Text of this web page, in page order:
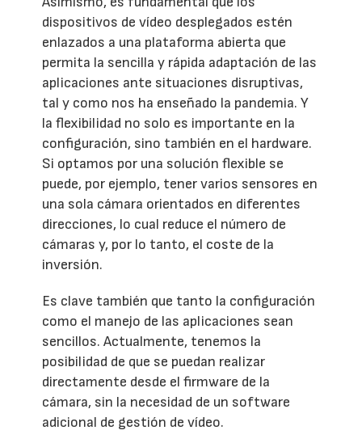
dispositivos de vídeo desplegados estén
enlazados a una plataforma abierta que
permita la sencilla y rápida adaptación de las
aplicaciones ante situaciones disruptivas,
tal y como nos ha enseñado la pandemia. Y
la flexibilidad no solo es importante en la
configuración, sino también en el hardware.
Si optamos por una solución flexible se
puede, por ejemplo, tener varios sensores en
una sola cámara orientados en diferentes
direcciones, lo cual reduce el número de
cámaras y, por lo tanto, el coste de la
inversión.
Es clave también que tanto la configuración
como el manejo de las aplicaciones sean
sencillos. Actualmente, tenemos la
posibilidad de que se puedan realizar
directamente desde el firmware de la
cámara, sin la necesidad de un software
adicional de gestión de vídeo.